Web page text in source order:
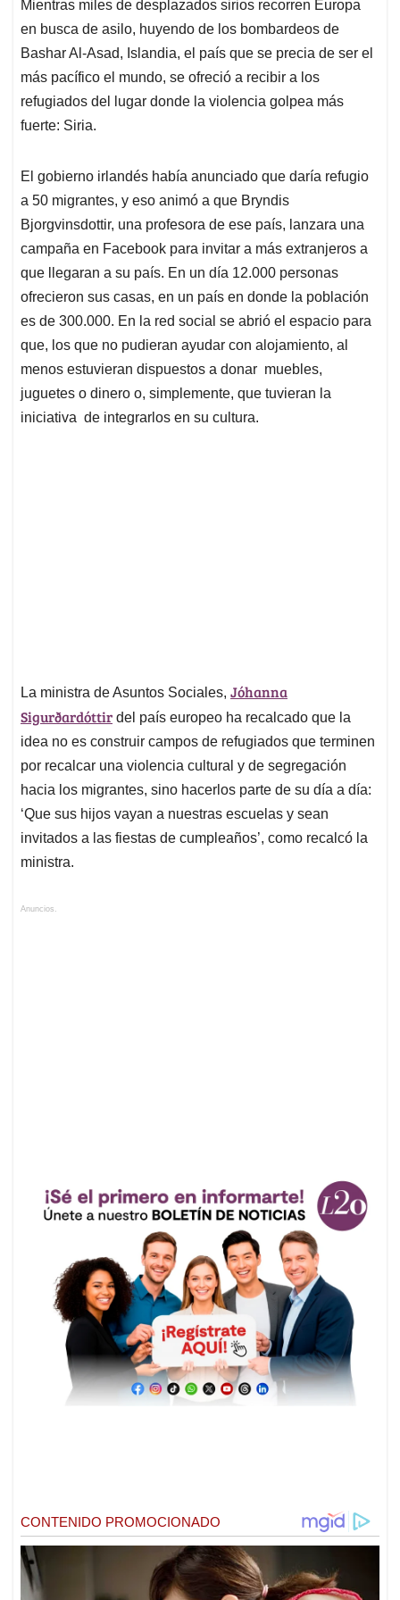
s
A
p
p
b
o
o
k
e
d
I
n
l
a
d
s
Mientras miles de desplazados sirios recorren Europa
en busca de asilo, huyendo de los bombardeos de
Bashar Al-Asad, Islandia, el país que se precia de ser el
más pacífico el mundo, se ofreció a recibir a los
refugiados del lugar donde la violencia golpea más
fuerte: Siria.
El gobierno irlandés había anunciado que daría refugio
a 50 migrantes, y eso animó a que Bryndis
Bjorgvinsdottir, una profesora de ese país, lanzara una
campaña en Facebook para invitar a más extranjeros a
que llegaran a su país. En un día 12.000 personas
ofrecieron sus casas, en un país en donde la población
es de 300.000. En la red social se abrió el espacio para
que, los que no pudieran ayudar con alojamiento, al
menos estuvieran dispuestos a donar muebles,
juguetes o dinero o, simplemente, que tuvieran la
iniciativa de integrarlos en su cultura.
La ministra de Asuntos Sociales, Jóhanna
Sigurðardóttir del país europeo ha recalcado que la
idea no es construir campos de refugiados que terminen
por recalcar una violencia cultural y de segregación
hacia los migrantes, sino hacerlos parte de su día a día:
‘Que sus hijos vayan a nuestras escuelas y sean
invitados a las fiestas de cumpleaños’, como recalcó la
ministra.
Anuncios.